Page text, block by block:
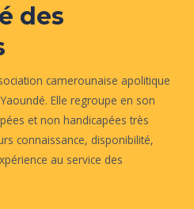
des
camerounaise apolitique
Elle regroupe en son
et non handicapées très
connaissance, disponibilité,
au service des